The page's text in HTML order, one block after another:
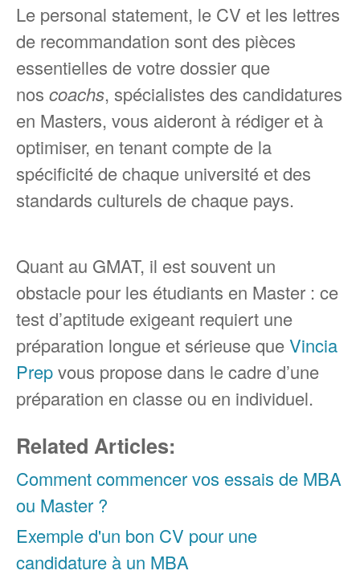
Le personal statement, le CV et les lettres
de recommandation sont des pièces
essentielles de votre dossier que
nos coachs, spécialistes des candidatures
en Masters, vous aideront à rédiger et à
optimiser, en tenant compte de la
spécificité de chaque université et des
standards culturels de chaque pays.
Quant au GMAT, il est souvent un
obstacle pour les étudiants en Master : ce
test d’aptitude exigeant requiert une
préparation longue et sérieuse queVincia
Prepvous propose dans le cadre d’une
préparation en classe ou en individuel.
Related Articles:
Comment commencer vos essais de MBA
ou Master ?
Exemple d'un bon CV pour une
candidature à un MBA